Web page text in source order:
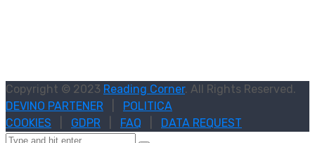
Copyright © 2023 Reading Corner. All Rights Reserved.
DEVINO PARTENER
POLITICA
COOKIES
GDPR FAQ DATA REQUEST